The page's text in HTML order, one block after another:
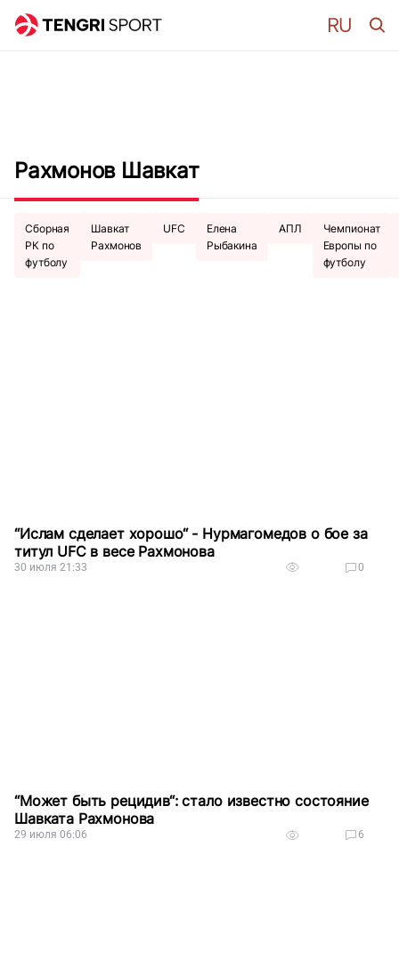
Рахмонов Шавкат
Сборная
РК по
футболу
Шавкат
Рахмонов
UFC
Елена
Рыбакина
АПЛ
Чемпионат
Европы по
футболу
“Ислам сделает хорошо“ - Нурмагомедов о бое за
титул UFC в весе Рахмонова
30 июля 21:33 0
“Может быть рецидив“: стало известно состояние
Шавката Рахмонова
29 июля 06:06 6